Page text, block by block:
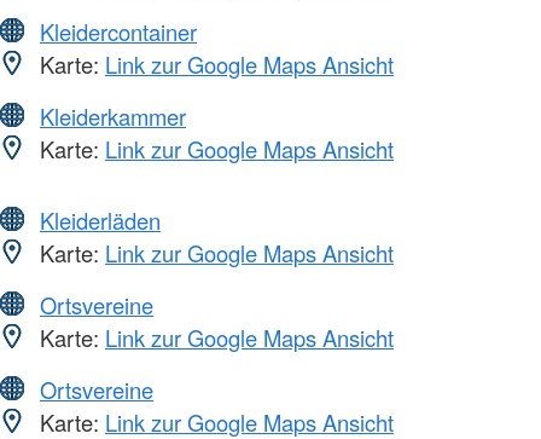
Kleidercontainer
Karte: Link zur Google Maps Ansicht
Kleiderkammer
Karte: Link zur Google Maps Ansicht
Kleiderläden
Karte: Link zur Google Maps Ansicht
Ortsvereine
Karte: Link zur Google Maps Ansicht
Ortsvereine
Karte: Link zur Google Maps Ansicht